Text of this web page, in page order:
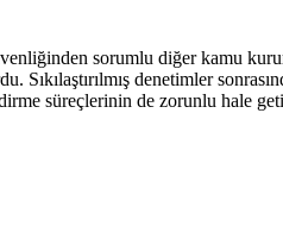
sorumlu diğer kamu
denetimler
süreçlerinin de zorunlu hale